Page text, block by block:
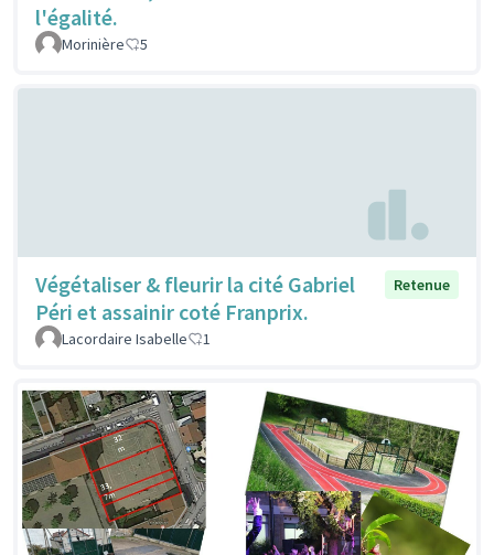
l'égalité.
Morinière 5
Végétaliser & fleurir la cité Gabriel
Péri et assainir coté Franprix.
Retenue
Lacordaire Isabelle 1